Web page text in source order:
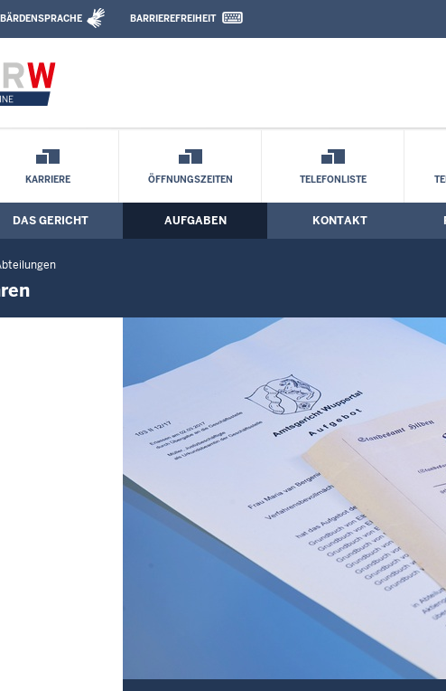
Aufgebotsverfahrenund Kontaktformular
BARRIEREFREIHEIT
Volltext-Suche
KARRIERE ÖFFNUNGSZEITEN TELEFONLISTE
DAS GERICHT AUFGABEN KONTAKT